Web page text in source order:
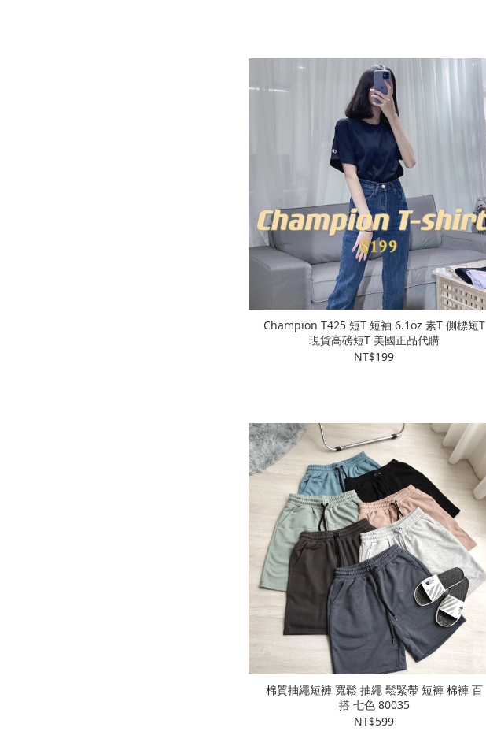
Champion T425 短T 短袖 6.1oz 素T 側標短T
現貨高磅短T 美國正品代購
NT$199
棉質抽繩短褲 寬鬆 抽繩 鬆緊帶 短褲 棉褲 百
搭 七色 80035
NT$599